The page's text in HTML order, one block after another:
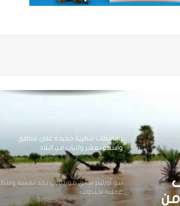
تساقطات مطرية جديدة على مناطق
نيو أورلينز:سائق موريتاني يجد نفسه وسط
عملية اختطاف
تساقطات مطرية على مناطق في ولاية
الحوض الشرقي